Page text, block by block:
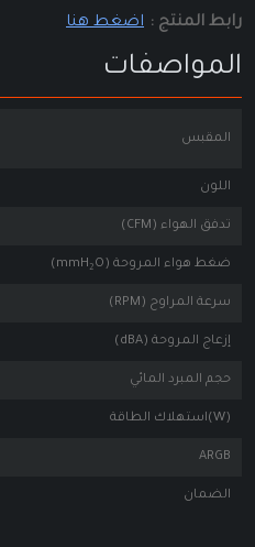
رابط المنتج : اضغط هنا
المواصفات
المقبس
اللون
تدفق الهواء (CFM)
ضغط هواء المروحة (mmH₂O)
سرعة المراوح (RPM)
إزعاج المروحة (dBA)
حجم المبرد المائي
(W)استهلاك الطاقة
ARGB
الضمان